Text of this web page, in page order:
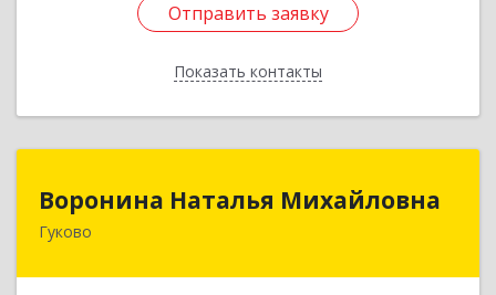
Отправить заявку
Показать контакты
Отправить заявку
Назад
Воронина Наталья Михайловна
Гуково
Воронина Наталья Михайловна